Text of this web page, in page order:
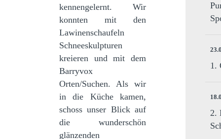
kennengelernt. Wir
konnten mit den
Lawinenschaufeln
Schneeskulpturen
kreieren und mit dem
Barryvox
Orten/Suchen. Als wir
in die Küche kamen,
schoss unser Blick auf
die wunderschön
glänzenden
1.
2.